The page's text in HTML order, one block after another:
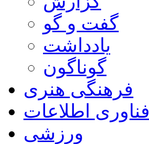
گفت و گو
یادداشت
گوناگون
فرهنگی هنری
فناوری اطلاعات
ورزشی